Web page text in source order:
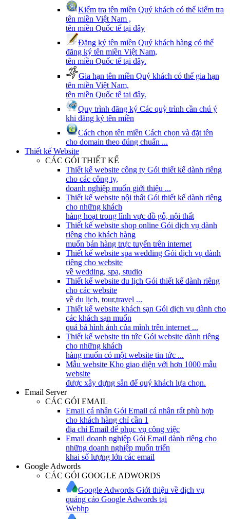
Kiểm tra tên miền Quý khách có thể kiểm tra
tên miền Việt Nam ,
tên miền Quốc tế tại đây
Đăng ký tên miền Quý khách hàng có thể
đăng ký tên miền Việt Nam,
tên miền Quốc tế tại đây.
Gia hạn tên miền Quý khách có thể gia hạn
tên miền Việt Nam,
tên miền Quốc tế tại đây.
Quy trình đăng ký Các quỳ trình cần chú ý
khi đăng ký tên miền
Cách chọn tên miền Cách chọn và đặt tên
cho domain theo đúng chuẩn ...
Thiết kế Website
CÁC GÓI THIẾT KẾ
Thiết kế website công ty Gói thiết kế dành riêng
cho các công ty,
doanh nghiệp muốn giới thiệu ...
Thiết kế website nội thất Gói thiết kế dành riêng
cho những khách
hàng hoạt trong lĩnh vực đồ gỗ, nội thất
Thiết kế website shop online Gói dịch vụ dành
riêng cho khách hàng
muốn bán hàng trực tuyến trên internet
Thiết kế website spa wedding Gói dịch vụ dành
riêng cho website
về wedding, spa, studio
Thiết kế website du lịch Gói thiết kế dành riêng
cho các website
về du lịch, tour,travel ...
Thiết kế website khách sạn Gói dịch vụ dành cho
các khách sạn muốn
quả bá hình ảnh của mình trên internet ...
Thiết kế website tin tức Gói website dành riêng
cho những khách
hàng muốn có một website tin tức ...
Mẫu website Kho giao diện với hơn 1000 mẫu
website
được xây dựng sẵn để quý khách lựa chọn.
Email Server
CÁC GÓI EMAIL
Email cá nhân Gói Email cá nhân rất phù hợp
cho khách hàng chỉ cần 1
địa chỉ Email để phục vụ công việc
Email doanh nghiệp Gói Email dành riêng cho
những doanh nghiệp muốn triển
khai số lượng lớn các email
Google Adwords
CÁC GÓI GOOGLE ADWORDS
Google Adwords Giới thiệu về dịch vụ
quảng cáo Google Adwords tại
Webhp